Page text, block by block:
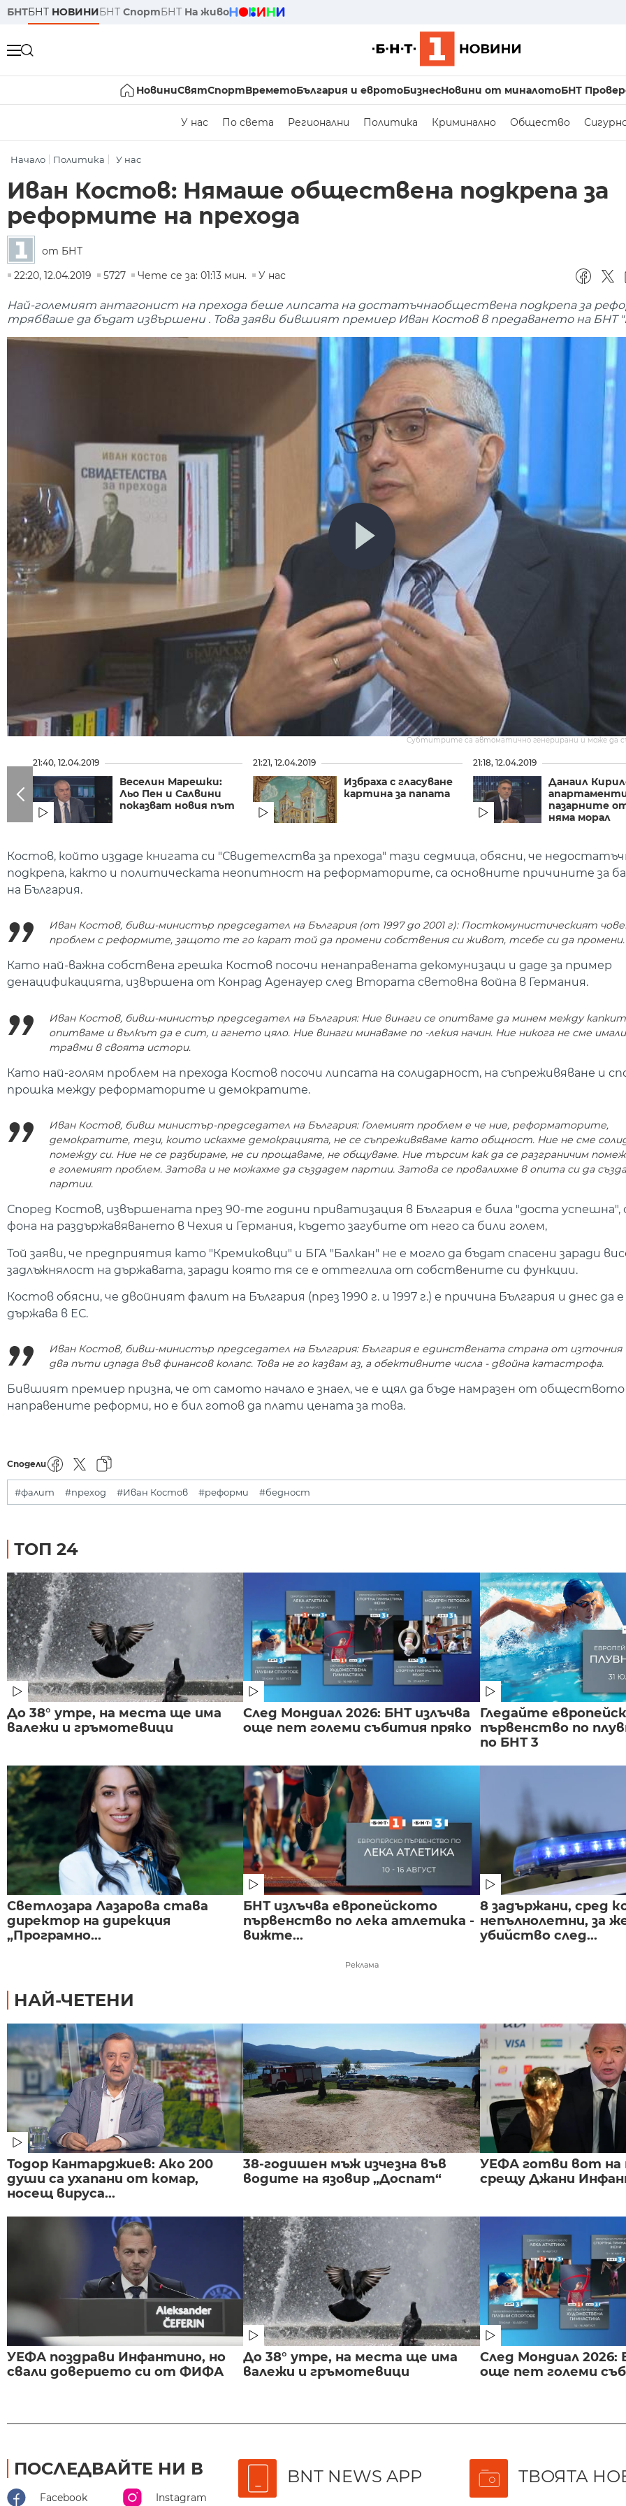
БНТБНТ НОВИНИБНТ СпортБНТ На живо
НовиниСвятСпортВреметоБългария и евротоБизнесНовини от миналотоБНТ
У нас По света Регионални Политика Криминално Общество
Начало Политика У нас
Иван Костов: Нямаше обществена подкрепа за
реформите на прехода
от БНТ
22:20, 12.04.2019
5727 Чете се за: 01:13 мин. У нас
Най-големият антагонист на прехода беше липсата на достатъчнаобществена подкрепа за
трябваше да бъдат извършени . Това заяви бившият премиер Иван Костов в предаването на БНТ
Субтитрите са автоматично генерирани и може да
21:40, 12.04.2019
Веселин Марешки:
Льо Пен и Салвини
показват новия път
21:21, 12.04.2019
Избраха с гласуване
картина за папата
21:18, 12.04.2019
Данаил
пазарните
няма морал
Костов, който издаде книгата си "Свидетелства за прехода" тази седмица, обясни, че
подкрепа, както и политическата неопитност на реформаторите, са основните причините за
на България.
Иван Костов, бивш-министър председател на България (от 1997 до 2001 г): Посткомунистическият
проблем с реформите, защото те го карат той да промени собствения си живот, тсебе си да промени.
Като най-важна собствена грешка Костов посочи ненаправената декомунизаци и даде за пример
денацификацията, извършена от Конрад Аденауер след Втората световна война в Германия.
Иван Костов, бивш-министър председател на България: Ние винаги се опитваме да минем между
опитваме и вълкът да е сит, и агнето цяло. Ние винаги минаваме по -лекия начин. Ние никога не сме
травми в своята истори.
Като най-голям проблем на прехода Костов посочи липсата на солидарност, на съпреживяване и
прошка между реформаторите и демократите.
Иван Костов, бивш министър-председател на България: Големият проблем е че ние, реформаторите,
демократите, тези, които искахме демокрацията, не се съпреживяваме като общност. Ние не сме
помежду си. Ние не се разбираме, не си прощаваме, не общуваме. Ние търсим как да се разграничим
е големият проблем. Затова и не можахме да създадем партии. Затова се провалихме в опита си да
партии.
Според Костов, извършената през 90-те години приватизация в България е била "доста успешна",
фона на раздържавяването в Чехия и Германия, където загубите от него са били голем,
Той заяви, че предприятия като "Кремиковци" и БГА "Балкан" не е могло да бъдат спасени заради
задлъжнялост на държавата, заради която тя се е оттеглила от собствените си функции.
Костов обясни, че двойният фалит на България (през 1990 г. и 1997 г.) е причина България и днес да
държава в ЕС.
Иван Костов, бивш-министър председател на България: България е единствената страна от източния
два пъти изпада във финансов колапс. Това не го казвам аз, а обективните числа - двойна катастрофа.
Бившият премиер призна, че от самото начало е знаел, че е щял да бъде намразен от обществото
направените реформи, но е бил готов да плати цената за това.
Сподели
#фалит #преход #Иван Костов #реформи #бедност
ТОП 24
До 38° утре, на места ще има
валежи и гръмотевици
След Мондиал 2026: БНТ излъчва
още пет големи събития пряко
Гледайте
първенство по
по БНТ 3
Светлозара Лазарова става
директор на дирекция
„Програмно...
БНТ излъчва европейското
първенство по лека атлетика -
вижте...
8 задържани, сред
непълнолетни, за
убийство след...
Реклама
НАЙ-ЧЕТЕНИ
Тодор Кантарджиев: Ако 200
души са ухапани от комар,
носещ вируса...
38-годишен мъж изчезна във
водите на язовир „Доспат“
УЕФА готви вот на
срещу Джани
УЕФА поздрави Инфантино, но
свали доверието си от ФИФА
До 38° утре, на места ще има
валежи и гръмотевици
След Мондиал 2026:
още пет големи
ПОСЛЕДВАЙТЕ НИ В
Facebook Instagram
BNT NEWS APP ТВОЯТА